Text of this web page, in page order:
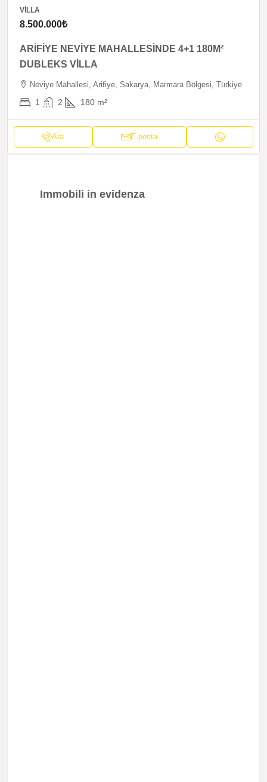
VILLA
8.500.000₺
ARİFİYE NEVİYE MAHALLESİNDE 4+1 180M²
DUBLEKS VİLLA
Neviye Mahallesi, Arifiye, Sakarya, Marmara Bölgesi, Türkiye
1 2 180 m²
Ara E-posta
Immobili in evidenza